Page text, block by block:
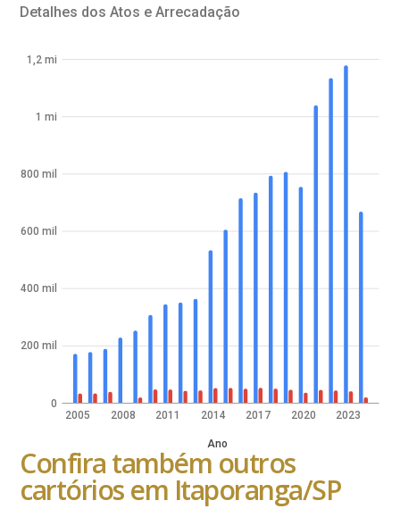
Detalhes dos Atos e Arrecadação
2005 2008 2011 2014 2017 2020 2023
Ano
0
200 mil
400 mil
600 mil
800 mil
1 mi
1,2 mi
Confira também outros
cartórios em Itaporanga/SP